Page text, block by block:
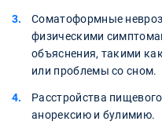
Соматоформные
физическими
объяснения, такими
или проблемы со сном.
Расстройства
анорексию и булимию.